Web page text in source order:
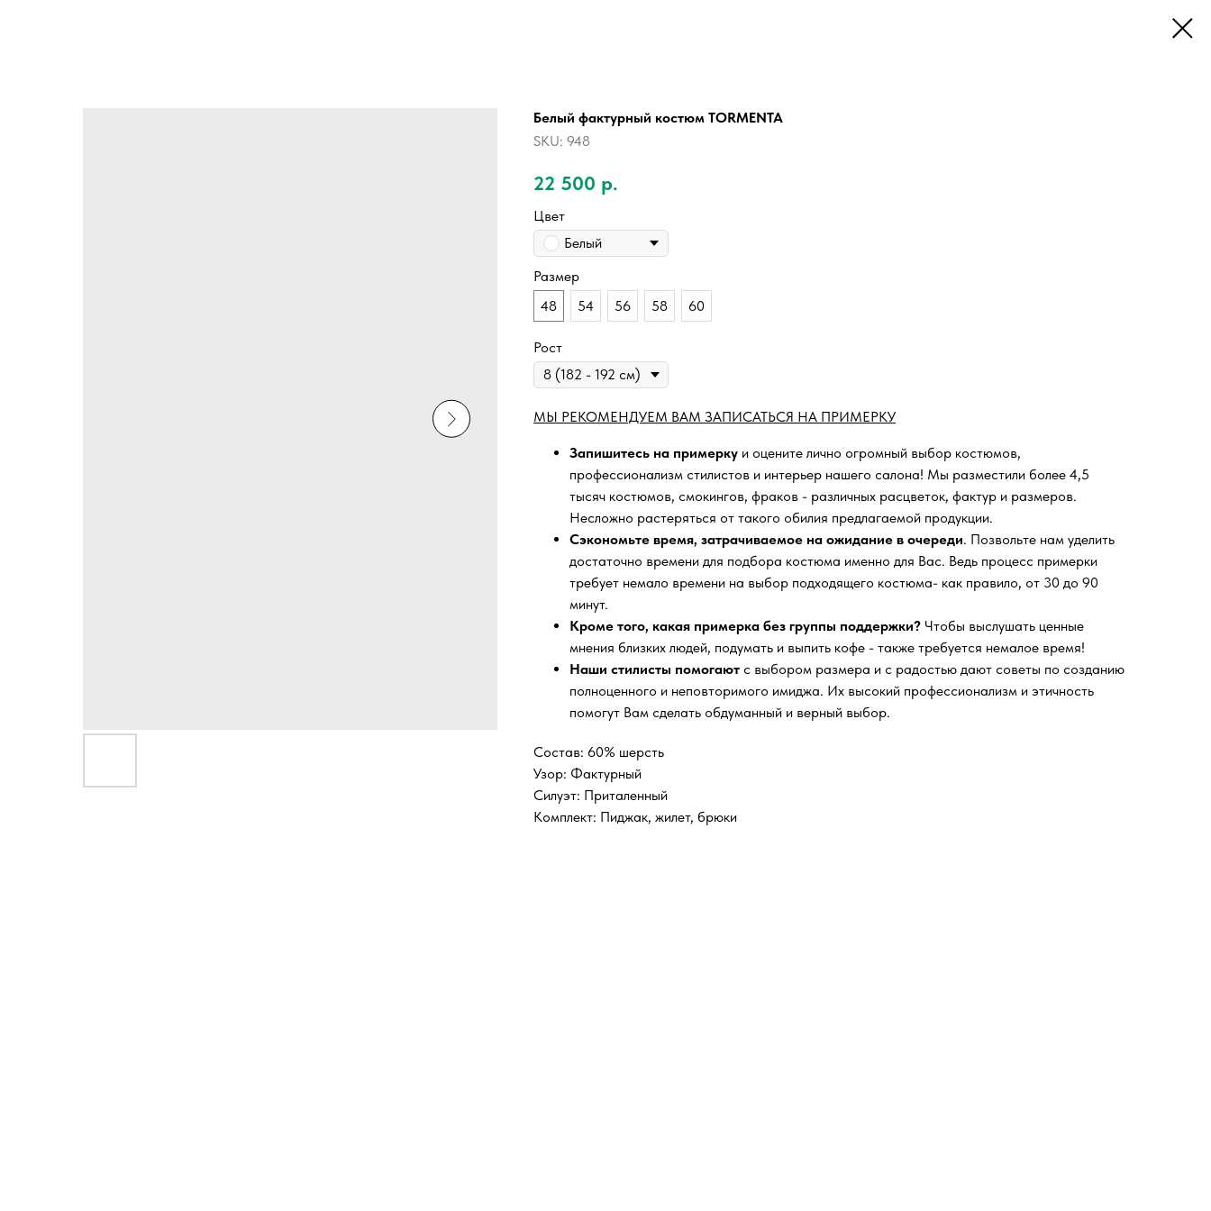
Белый фактурный костюм TORMENTA
SKU: 948
22 500 р.
Цвет
Белый
Размер
48
54 56 58 60
Рост
МЫ РЕКОМЕНДУЕМ ВАМ ЗАПИСАТЬСЯ НА ПРИМЕРКУ
Запишитесь на примерку и оцените лично огромный выбор костюмов,
профессионализм стилистов и интерьер нашего салона! Мы разместили более 4,5
тысяч костюмов, смокингов, фраков - различных расцветок, фактур и размеров.
Несложно растеряться от такого обилия предлагаемой продукции.
Сэкономьте время, затрачиваемое на ожидание в очереди. Позвольте нам уделить
достаточно времени для подбора костюма именно для Вас. Ведь процесс примерки
требует немало времени на выбор подходящего костюма- как правило, от 30 до 90
минут.
Кроме того, какая примерка без группы поддержки? Чтобы выслушать ценные
мнения близких людей, подумать и выпить кофе - также требуется немалое время!
Наши стилисты помогают с выбором размера и с радостью дают советы по созданию
полноценного и неповторимого имиджа. Их высокий профессионализм и этичность
помогут Вам сделать обдуманный и верный выбор.
Состав: 60% шерсть
Узор: Фактурный
Силуэт: Приталенный
Комплект: Пиджак, жилет, брюки